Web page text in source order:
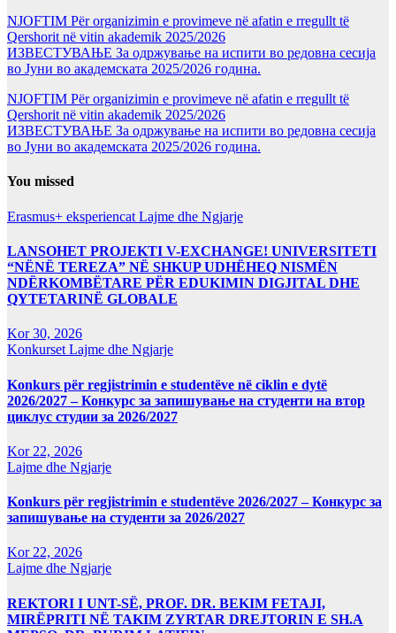
NJOFTIM Për organizimin e provimeve në afatin e rregullt të
Qershorit në vitin akademik 2025/2026
ИЗВЕСТУВАЊЕ За одржување на испити во редовна сесија
во Јуни во академската 2025/2026 година.
NJOFTIM Për organizimin e provimeve në afatin e rregullt të
Qershorit në vitin akademik 2025/2026
ИЗВЕСТУВАЊЕ За одржување на испити во редовна сесија
во Јуни во академската 2025/2026 година.
You missed
Erasmus+ eksperiencat Lajme dhe Ngjarje
LANSOHET PROJEKTI V-EXCHANGE! UNIVERSITETI
“NËNË TEREZA” NË SHKUP UDHËHEQ NISMËN
NDËRKOMBËTARE PËR EDUKIMIN DIGJITAL DHE
QYTETARINË GLOBALE
Kor 30, 2026
Konkurset Lajme dhe Ngjarje
Konkurs për regjistrimin e studentëve në ciklin e dytë
2026/2027 – Конкурс за запишување на студенти на втор
циклус студии за 2026/2027
Kor 22, 2026
Lajme dhe Ngjarje
Konkurs për regjistrimin e studentëve 2026/2027 – Конкурс за
запишување на студенти за 2026/2027
Kor 22, 2026
Lajme dhe Ngjarje
REKTORI I UNT-SË, PROF. DR. BEKIM FETAJI,
MIRËPRITI NË TAKIM ZYRTAR DREJTORIN E SH.A